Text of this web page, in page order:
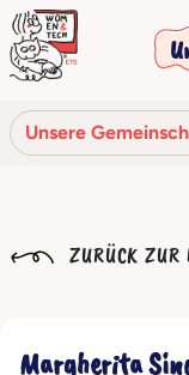
Unsere
ZURÜCK ZUR
Margherita